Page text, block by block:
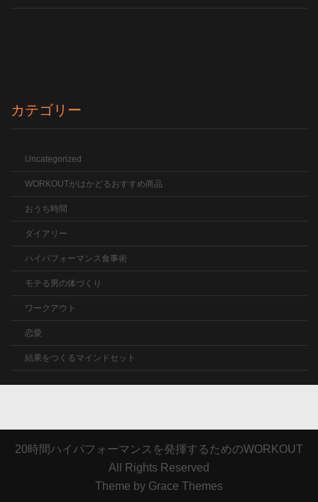
カテゴリー
Uncategorized
WORKOUTがはかどるおすすめ商品
おうち時間
ダイアリー
ハイパフォーマンス食事術
モテる男の体づくり
ワークアウト
恋愛
結果をつくるマインドセット
20時間ハイパフォーマンスを発揮するためのWORKOUT
All Rights Reserved
Theme by Grace Themes